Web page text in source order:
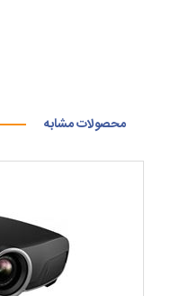
محصولات مشابه